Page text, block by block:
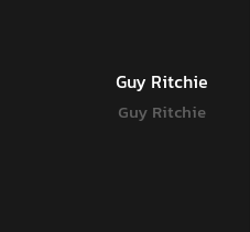
Guy Ritchie
Guy Ritchie